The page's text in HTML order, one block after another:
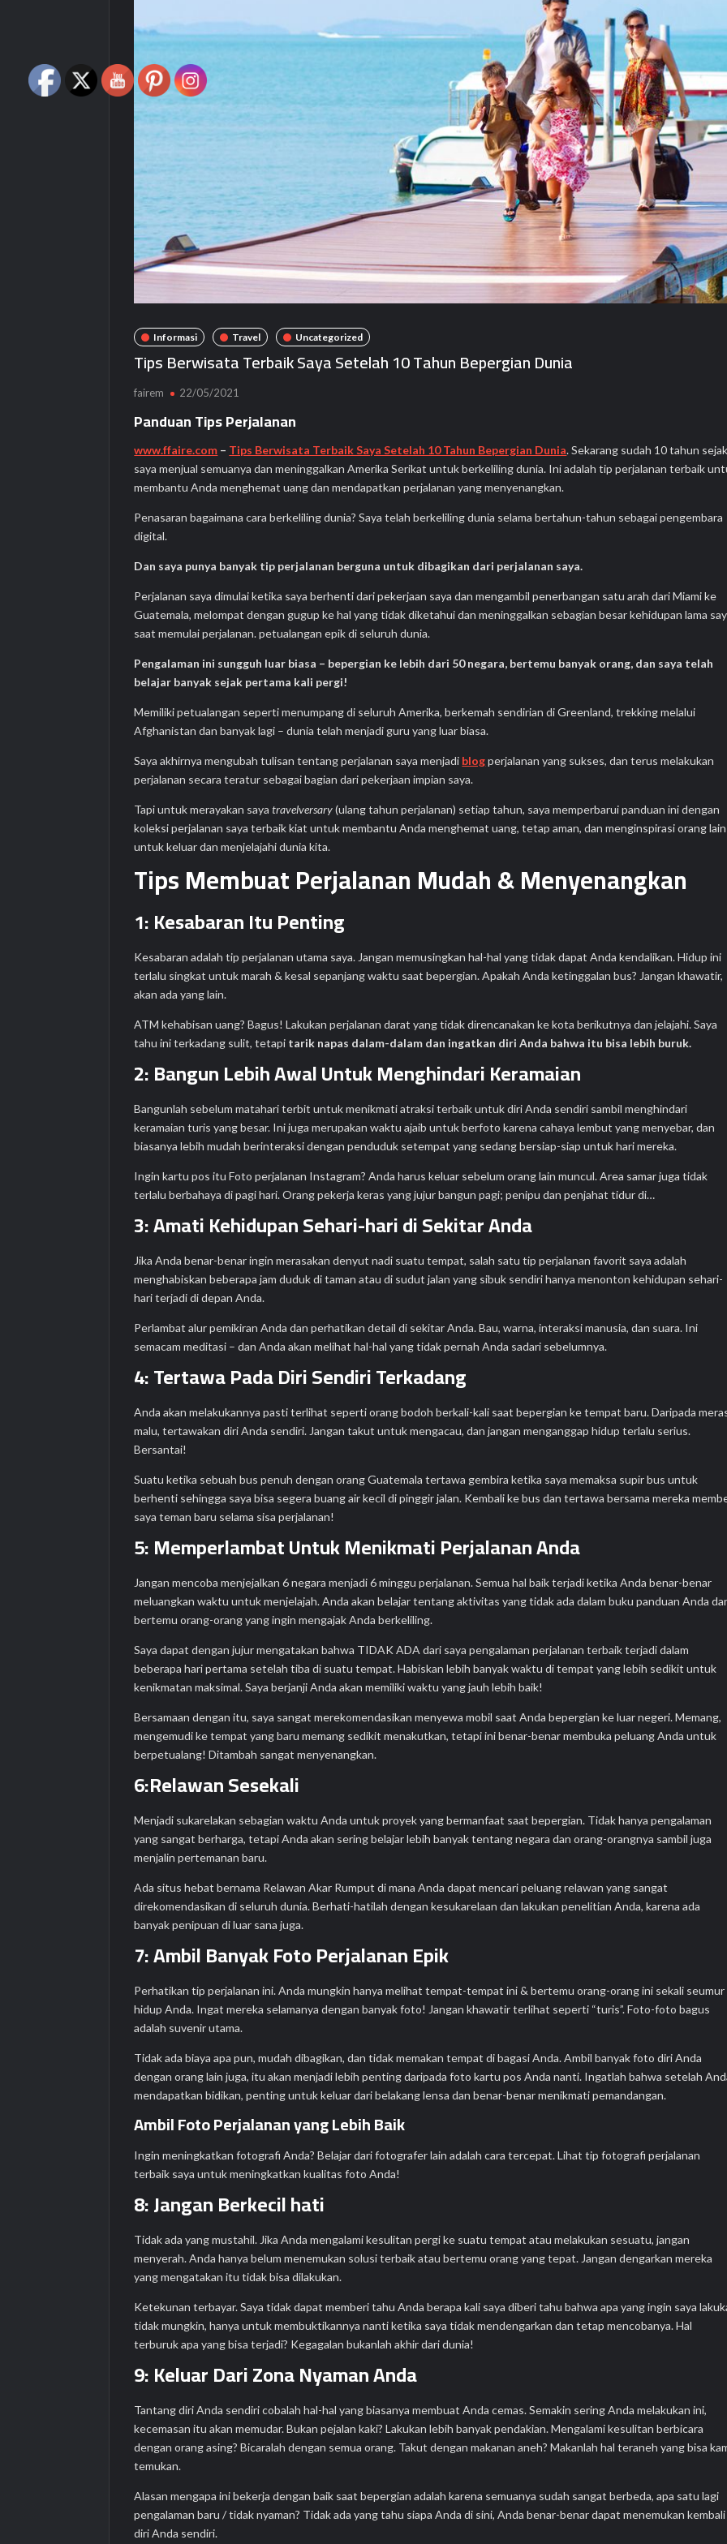
Informasi Travel Uncategorized
Tips Berwisata Terbaik Saya Setelah 10 Tahun Bepergian Dunia
fairem 22/05/2021
Panduan Tips Perjalanan
www.ffaire.com – Tips Berwisata Terbaik Saya Setelah 10 Tahun Bepergian Dunia. Sekarang sudah 10 tahun
saya menjual semuanya dan meninggalkan Amerika Serikat untuk berkeliling dunia. Ini adalah tip perjalanan terbaik
membantu Anda menghemat uang dan mendapatkan perjalanan yang menyenangkan.
Penasaran bagaimana cara berkeliling dunia? Saya telah berkeliling dunia selama bertahun-tahun sebagai pengembara
digital.
Dan saya punya banyak tip perjalanan berguna untuk dibagikan dari perjalanan saya.
Perjalanan saya dimulai ketika saya berhenti dari pekerjaan saya dan mengambil penerbangan satu arah dari Miami ke
Guatemala, melompat dengan gugup ke hal yang tidak diketahui dan meninggalkan sebagian besar kehidupan lama
saat memulai perjalanan. petualangan epik di seluruh dunia.
Pengalaman ini sungguh luar biasa – bepergian ke lebih dari 50 negara, bertemu banyak orang, dan saya telah
belajar banyak sejak pertama kali pergi!
Memiliki petualangan seperti menumpang di seluruh Amerika, berkemah sendirian di Greenland, trekking melalui
Afghanistan dan banyak lagi – dunia telah menjadi guru yang luar biasa.
Saya akhirnya mengubah tulisan tentang perjalanan saya menjadi blogperjalanan yang sukses, dan terus melakukan
perjalanan secara teratur sebagai bagian dari pekerjaan impian saya.
Tapi untuk merayakan sayatravelversary(ulang tahun perjalanan) setiap tahun, saya memperbarui panduan ini dengan
koleksi perjalanan saya terbaik kiat untuk membantu Anda menghemat uang, tetap aman, dan menginspirasi orang lain
untuk keluar dan menjelajahi dunia kita.
Tips Membuat Perjalanan Mudah & Menyenangkan
1: Kesabaran Itu Penting
Kesabaran adalah tip perjalanan utama saya. Jangan memusingkan hal-hal yang tidak dapat Anda kendalikan. Hidup ini
terlalu singkat untuk marah & kesal sepanjang waktu saat bepergian. Apakah Anda ketinggalan bus? Jangan khawatir,
akan ada yang lain.
ATM kehabisan uang? Bagus! Lakukan perjalanan darat yang tidak direncanakan ke kota berikutnya dan jelajahi. Saya
tahu ini terkadang sulit, tetapi tarik napas dalam-dalam dan ingatkan diri Anda bahwa itu bisa lebih buruk.
2: Bangun Lebih Awal Untuk Menghindari Keramaian
Bangunlah sebelum matahari terbit untuk menikmati atraksi terbaik untuk diri Anda sendiri sambil menghindari
keramaian turis yang besar. Ini juga merupakan waktu ajaib untuk berfoto karena cahaya lembut yang menyebar, dan
biasanya lebih mudah berinteraksi dengan penduduk setempat yang sedang bersiap-siap untuk hari mereka.
Ingin kartu pos itu Foto perjalanan Instagram? Anda harus keluar sebelum orang lain muncul. Area samar juga tidak
terlalu berbahaya di pagi hari. Orang pekerja keras yang jujur ​​bangun pagi; penipu dan penjahat tidur di…
3: Amati Kehidupan Sehari-hari di Sekitar Anda
Jika Anda benar-benar ingin merasakan denyut nadi suatu tempat, salah satu tip perjalanan favorit saya adalah
menghabiskan beberapa jam duduk di taman atau di sudut jalan yang sibuk sendiri hanya menonton kehidupan sehari-
hari terjadi di depan Anda.
Perlambat alur pemikiran Anda dan perhatikan detail di sekitar Anda. Bau, warna, interaksi manusia, dan suara. Ini
semacam meditasi – dan Anda akan melihat hal-hal yang tidak pernah Anda sadari sebelumnya.
4: Tertawa Pada Diri Sendiri Terkadang
Anda akan melakukannya pasti terlihat seperti orang bodoh berkali-kali saat bepergian ke tempat baru. Daripada
malu, tertawakan diri Anda sendiri. Jangan takut untuk mengacau, dan jangan menganggap hidup terlalu serius.
Bersantai!
Suatu ketika sebuah bus penuh dengan orang Guatemala tertawa gembira ketika saya memaksa supir bus untuk
berhenti sehingga saya bisa segera buang air kecil di pinggir jalan. Kembali ke bus dan tertawa bersama mereka
saya teman baru selama sisa perjalanan!
5: Memperlambat Untuk Menikmati Perjalanan Anda
Jangan mencoba menjejalkan 6 negara menjadi 6 minggu perjalanan. Semua hal baik terjadi ketika Anda benar-benar
meluangkan waktu untuk menjelajah. Anda akan belajar tentang aktivitas yang tidak ada dalam buku panduan Anda
bertemu orang-orang yang ingin mengajak Anda berkeliling.
Saya dapat dengan jujur ​​mengatakan bahwa TIDAK ADA dari saya pengalaman perjalanan terbaik terjadi dalam
beberapa hari pertama setelah tiba di suatu tempat. Habiskan lebih banyak waktu di tempat yang lebih sedikit untuk
kenikmatan maksimal. Saya berjanji Anda akan memiliki waktu yang jauh lebih baik!
Bersamaan dengan itu, saya sangat merekomendasikan menyewa mobil saat Anda bepergian ke luar negeri. Memang,
mengemudi ke tempat yang baru memang sedikit menakutkan, tetapi ini benar-benar membuka peluang Anda untuk
berpetualang! Ditambah sangat menyenangkan.
6:Relawan Sesekali
Menjadi sukarelakan sebagian waktu Anda untuk proyek yang bermanfaat saat bepergian. Tidak hanya pengalaman
yang sangat berharga, tetapi Anda akan sering belajar lebih banyak tentang negara dan orang-orangnya sambil juga
menjalin pertemanan baru.
Ada situs hebat bernama Relawan Akar Rumput di mana Anda dapat mencari peluang relawan yang sangat
direkomendasikan di seluruh dunia. Berhati-hatilah dengan kesukarelaan dan lakukan penelitian Anda, karena ada
banyak penipuan di luar sana juga.
7: Ambil Banyak Foto Perjalanan Epik
Perhatikan tip perjalanan ini. Anda mungkin hanya melihat tempat-tempat ini & bertemu orang-orang ini sekali seumur
hidup Anda. Ingat mereka selamanya dengan banyak foto! Jangan khawatir terlihat seperti “turis”. Foto-foto bagus
adalah suvenir utama.
Tidak ada biaya apa pun, mudah dibagikan, dan tidak memakan tempat di bagasi Anda. Ambil banyak foto diri Anda
dengan orang lain juga, itu akan menjadi lebih penting daripada foto kartu pos Anda nanti. Ingatlah bahwa setelah
mendapatkan bidikan, penting untuk keluar dari belakang lensa dan benar-benar menikmati pemandangan.
Ambil Foto Perjalanan yang Lebih Baik
Ingin meningkatkan fotografi Anda? Belajar dari fotografer lain adalah cara tercepat. Lihat tip fotografi perjalanan
terbaik saya untuk meningkatkan kualitas foto Anda!
8: Jangan Berkecil hati
Tidak ada yang mustahil. Jika Anda mengalami kesulitan pergi ke suatu tempat atau melakukan sesuatu, jangan
menyerah. Anda hanya belum menemukan solusi terbaik atau bertemu orang yang tepat. Jangan dengarkan mereka
yang mengatakan itu tidak bisa dilakukan.
Ketekunan terbayar. Saya tidak dapat memberi tahu Anda berapa kali saya diberi tahu bahwa apa yang ingin saya
tidak mungkin, hanya untuk membuktikannya nanti ketika saya tidak mendengarkan dan tetap mencobanya. Hal
terburuk apa yang bisa terjadi? Kegagalan bukanlah akhir dari dunia!
9: Keluar Dari Zona Nyaman Anda
Tantang diri Anda sendiri cobalah hal-hal yang biasanya membuat Anda cemas. Semakin sering Anda melakukan ini,
kecemasan itu akan memudar. Bukan pejalan kaki? Lakukan lebih banyak pendakian. Mengalami kesulitan berbicara
dengan orang asing? Bicaralah dengan semua orang. Takut dengan makanan aneh? Makanlah hal teraneh yang bisa
temukan.
Alasan mengapa ini bekerja dengan baik saat bepergian adalah karena semuanya sudah sangat berbeda, apa satu lagi
pengalaman baru / tidak nyaman? Tidak ada yang tahu siapa Anda di sini, Anda benar-benar dapat menemukan kembali
diri Anda sendiri.